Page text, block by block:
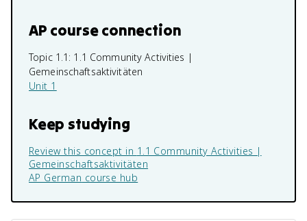
AP course connection
Topic 1.1: 1.1 Community Activities |
Gemeinschaftsaktivitäten
Unit 1
Keep studying
Review this concept in 1.1 Community Activities |
Gemeinschaftsaktivitäten
AP German course hub